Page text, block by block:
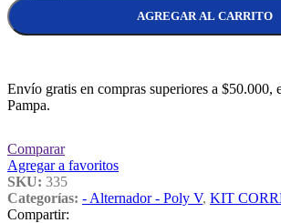
AGREGAR AL CARRITO
Envío gratis en compras superiores a $50.000,
Pampa.
Comparar
Agregar a favoritos
SKU: 335
Categorías: - Alternador - Poly V, KIT
Compartir: